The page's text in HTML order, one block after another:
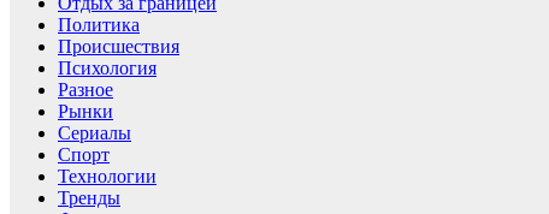
Политика
Происшествия
Психология
Разное
Рынки
Сериалы
Спорт
Технологии
Тренды